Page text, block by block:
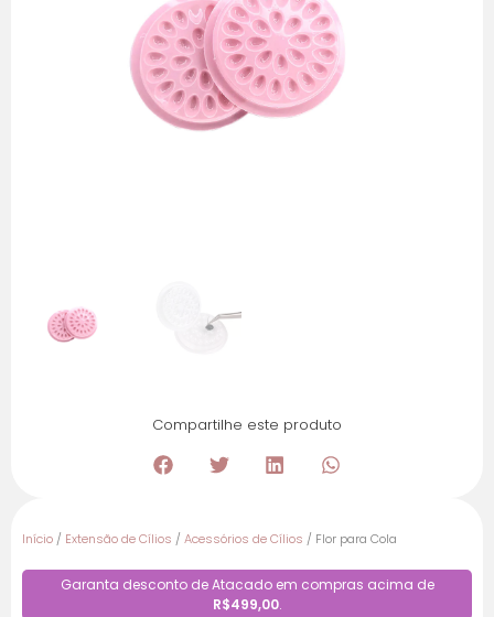
Compartilhe este produto
Início / Extensão de Cílios / Acessórios de Cílios / Flor para Cola
Garanta desconto de Atacado em compras acima de
R$499,00.